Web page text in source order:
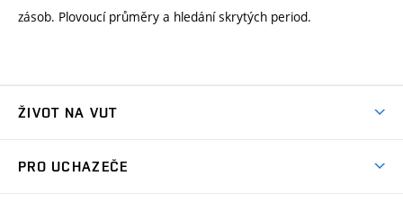
zásob. Plovoucí průměry a hledání skrytých period.
ŽIVOT NA VUT
PRO UCHAZEČE